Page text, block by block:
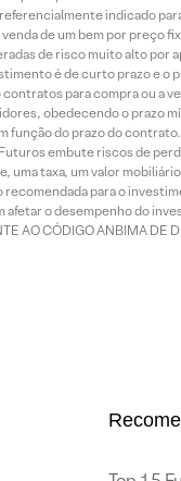
indicado
de um bem por preço
de risco muito alto por
é de curto prazo e
para compra ou a
obedecendo o prazo
função do prazo do
embute riscos de
uma taxa, um valor
recomendada para o
o desempenho do
AO CÓDIGO ANBIMA DE